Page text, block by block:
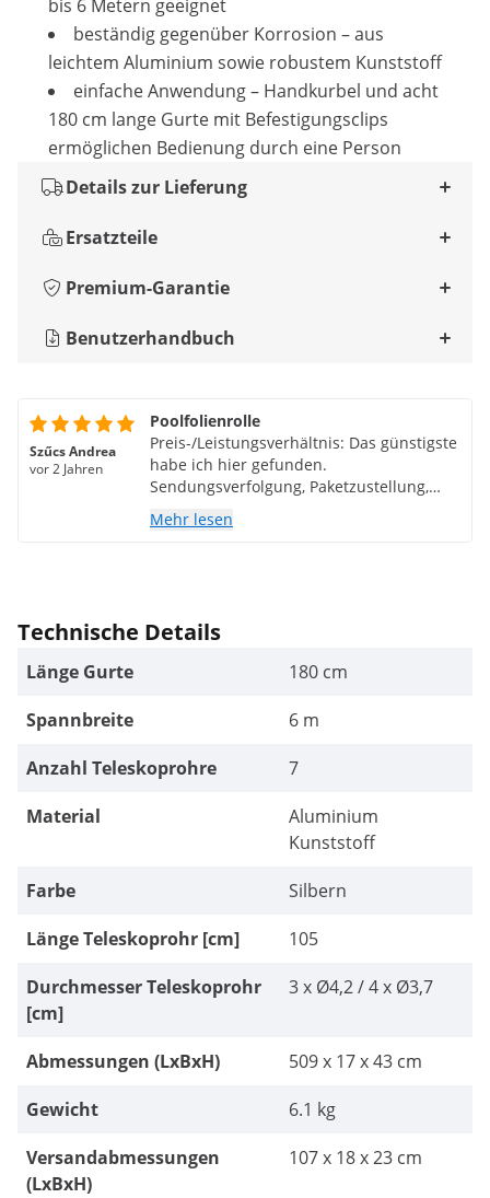
bis 6 Metern geeignet
beständig gegenüber Korrosion – aus
leichtem Aluminium sowie robustem Kunststoff
einfache Anwendung – Handkurbel und acht
180 cm lange Gurte mit Befestigungsclips
ermöglichen Bedienung durch eine Person
Details zur Lieferung
Ersatzteile
Premium-Garantie
Benutzerhandbuch
Szűcs Andrea
vor 2 Jahren
Poolfolienrolle
Preis-/Leistungsverhältnis: Das günstigste
habe ich hier gefunden.
Sendungsverfolgung, Paketzustellung,
Kommunikation *5.
Mehr lesen
Technische Details
Länge Gurte
180 cm
Spannbreite
6 m
Anzahl Teleskoprohre
7
Material
Aluminium
Kunststoff
Farbe
Silbern
Länge Teleskoprohr [cm]
105
Durchmesser Teleskoprohr
[cm]
3 x Ø4,2 / 4 x Ø3,7
Abmessungen (LxBxH)
509 x 17 x 43 cm
Gewicht
6.1 kg
Versandabmessungen
(LxBxH)
107 x 18 x 23 cm